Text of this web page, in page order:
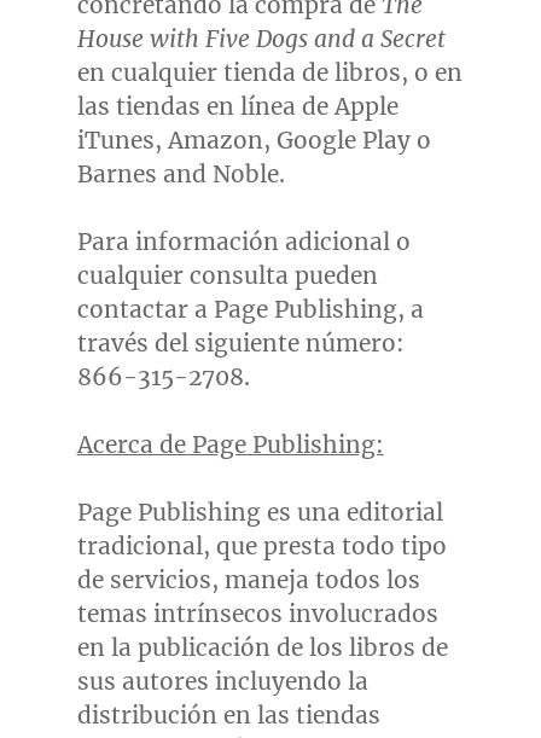
House with Five Dogs and a Secret
en cualquier tienda de libros, o en
las tiendas en línea de Apple
iTunes, Amazon, Google Play o
Barnes and Noble.
Para información adicional o
cualquier consulta pueden
contactar a Page Publishing, a
través del siguiente número:
866-315-2708.
Acerca de Page Publishing:
Page Publishing es una editorial
tradicional, que presta todo tipo
de servicios, maneja todos los
temas intrínsecos involucrados
en la publicación de los libros de
sus autores incluyendo la
distribución en las tiendas